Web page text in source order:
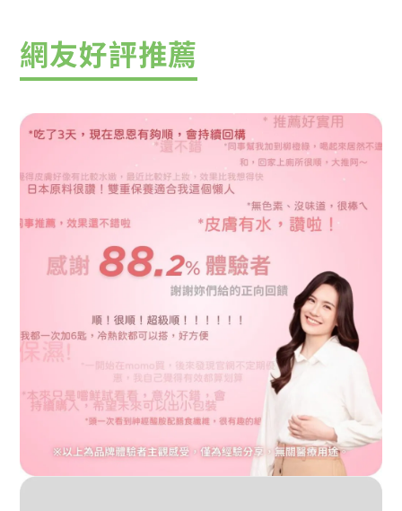
網友好評推薦